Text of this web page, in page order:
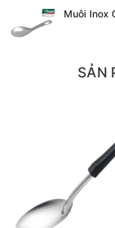
Muôi Inox
SẢN